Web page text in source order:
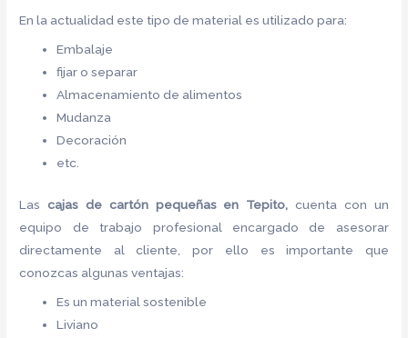
En la actualidad este tipo de material es utilizado para:
Embalaje
fijar o separar
Almacenamiento de alimentos
Mudanza
Decoración
etc.
Las cajas de cartón pequeñas en Tepito,cuenta con un
equipo de trabajo profesional encargado de asesorar
directamente al cliente, por ello es importante que
conozcas algunas ventajas:
Es un material sostenible
Liviano